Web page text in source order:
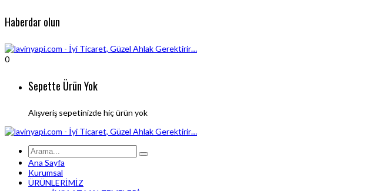
Haberdar olun
0
Sepette Ürün Yok
Alışveriş sepetinizde hiç ürün yok
Ana Sayfa
Kurumsal
ÜRÜNLERİMİZ